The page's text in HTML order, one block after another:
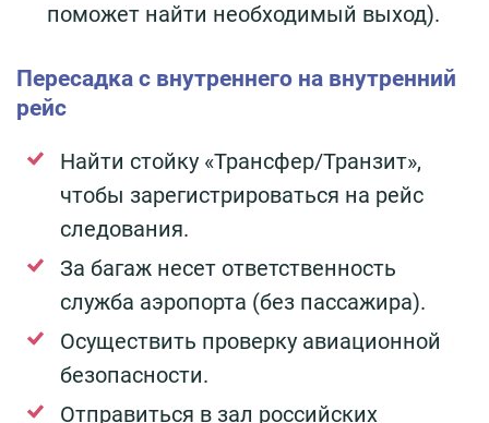
поможет найти необходимый выход).
Пересадка с внутреннего на внутренний
рейс
Найти стойку «Трансфер/Транзит»,
чтобы зарегистрироваться на рейс
следования.
За багаж несет ответственность
служба аэропорта (без пассажира).
Осуществить проверку авиационной
безопасности.
Отправиться в зал российских